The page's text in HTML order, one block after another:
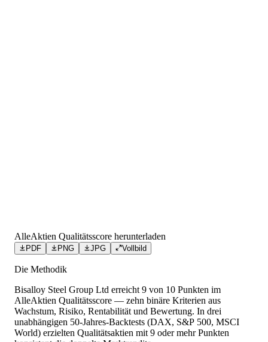
AlleAktien Qualitätsscore herunterladen
PDF PNG JPG Vollbild
Die Methodik
Bisalloy Steel Group Ltd erreicht 9 von 10 Punkten im
AlleAktien Qualitätsscore — zehn binäre Kriterien aus
Wachstum, Risiko, Rentabilität und Bewertung. In drei
unabhängigen 50-Jahres-Backtests (DAX, S&P 500, MSCI
World) erzielten Qualitätsaktien mit 9 oder mehr Punkten